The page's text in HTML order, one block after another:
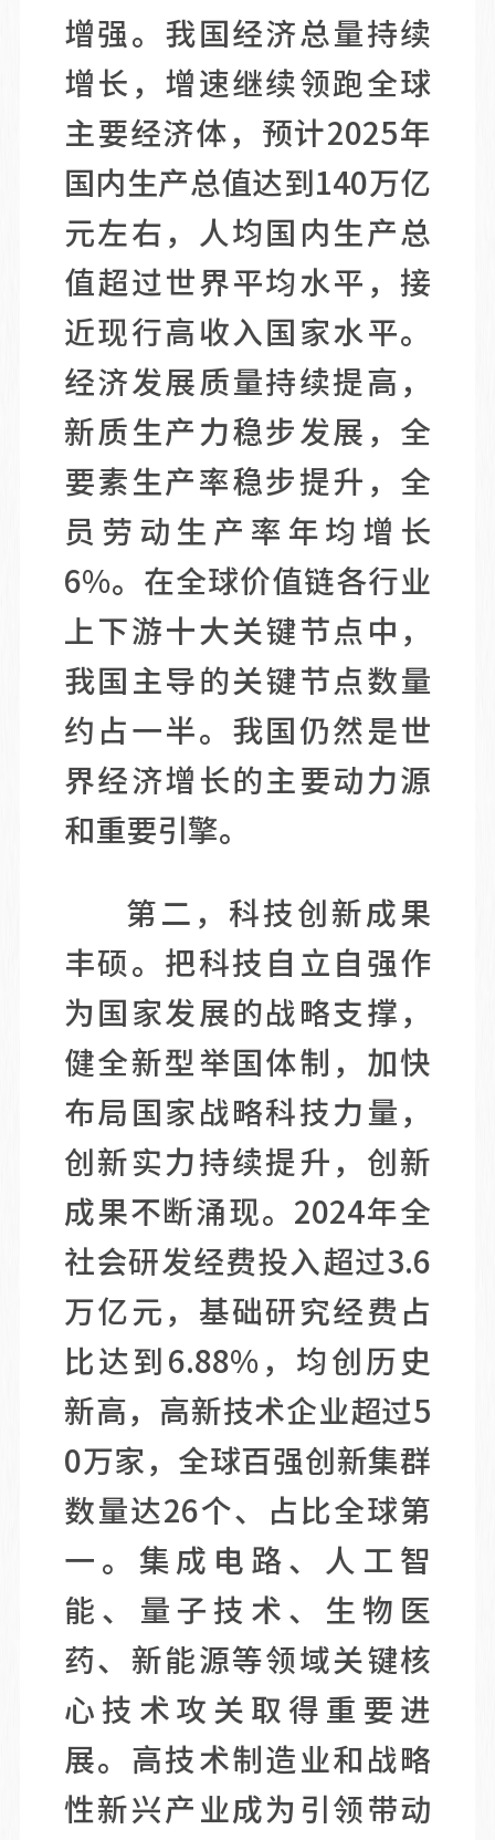
增强。我国经济总量持续
增长，增速继续领跑全球
主要经济体，预计2025年
国内生产总值达到140万亿
元左右，人均国内生产总
值超过世界平均水平，接
近现行高收入国家水平。
经济发展质量持续提高，
新质生产力稳步发展，全
要素生产率稳步提升，全
员劳动生产率年均增长
6%。在全球价值链各行业
上下游十大关键节点中，
我国主导的关键节点数量
约占一半。我国仍然是世
界经济增长的主要动力源
和重要引擎。
第二，科技创新成果
丰硕。把科技自立自强作
为国家发展的战略支撑，
健全新型举国体制，加快
布局国家战略科技力量，
创新实力持续提升，创新
成果不断涌现。2024年全
社会研发经费投入超过3.6
万亿元，基础研究经费占
比达到6.88%，均创历史
新高，高新技术企业超过5
0万家，全球百强创新集群
数量达26个、占比全球第
一。集成电路、人工智
能、量子技术、生物医
药、新能源等领域关键核
心技术攻关取得重要进
展。高技术制造业和战略
性新兴产业成为引领带动